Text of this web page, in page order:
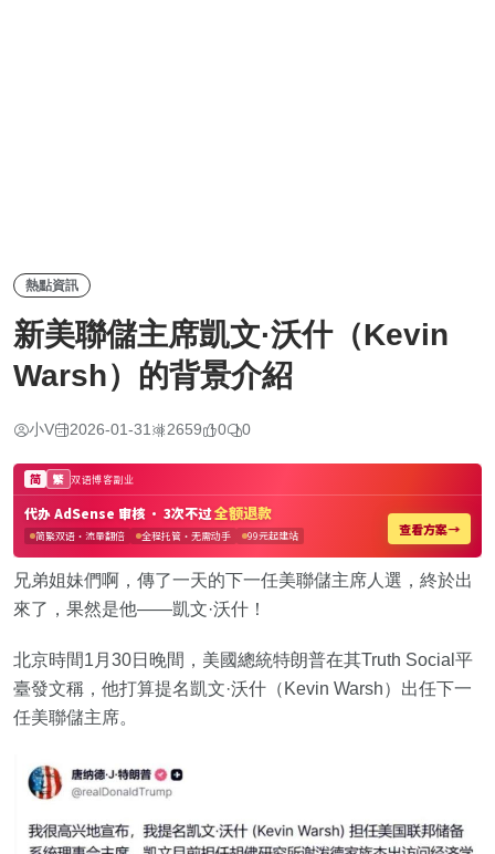
熱點資訊
新美聯儲主席凱文·沃什（Kevin
Warsh）的背景介紹
小V 2026-01-31 2659 0 0
兄弟姐妹們啊，傳了一天的下一任美聯儲主席人選，終於出
來了，果然是他——凱文·沃什！
北京時間1月30日晚間，美國總統特朗普在其Truth Social平
臺發文稱，他打算提名凱文·沃什（Kevin Warsh）出任下一
任美聯儲主席。